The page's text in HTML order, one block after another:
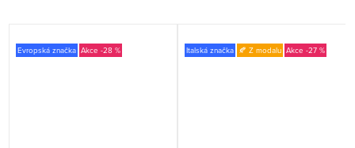
Evropská značka -28 % Italská značka 🍂 Z modalu -27 %